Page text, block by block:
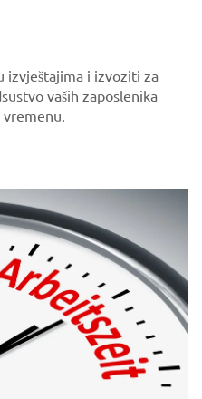
izvještajima i izvoziti za
vaših zaposlenika